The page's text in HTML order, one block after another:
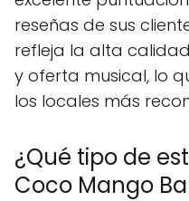
reseñas de sus
refleja la alta
y oferta musical, lo
los locales más
¿Qué tipo de
Coco Mango